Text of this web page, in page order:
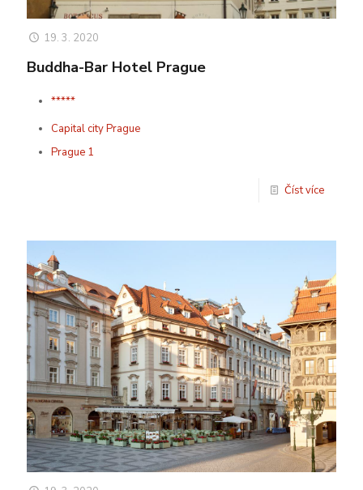
19. 3. 2020
Buddha-Bar Hotel Prague
*****
Capital city Prague
Prague 1
Číst více